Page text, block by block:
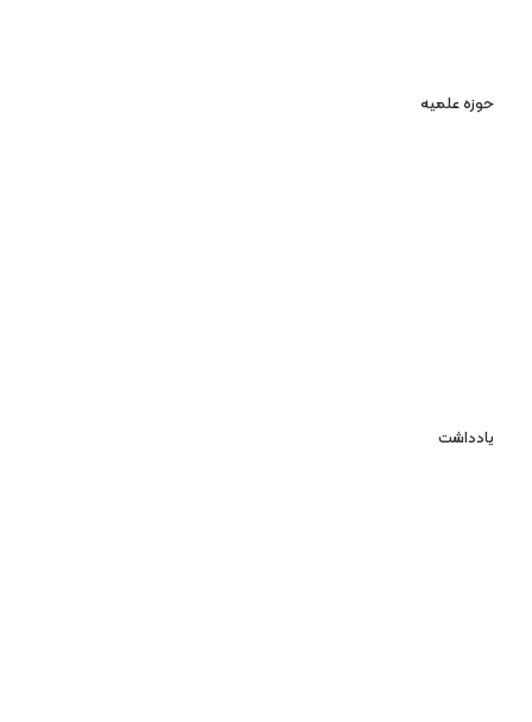
حوزه علمیه
یادداشت